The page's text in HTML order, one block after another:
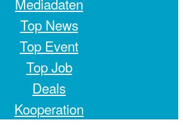
Top News
Top Event
Top Job
Deals
Kooperation